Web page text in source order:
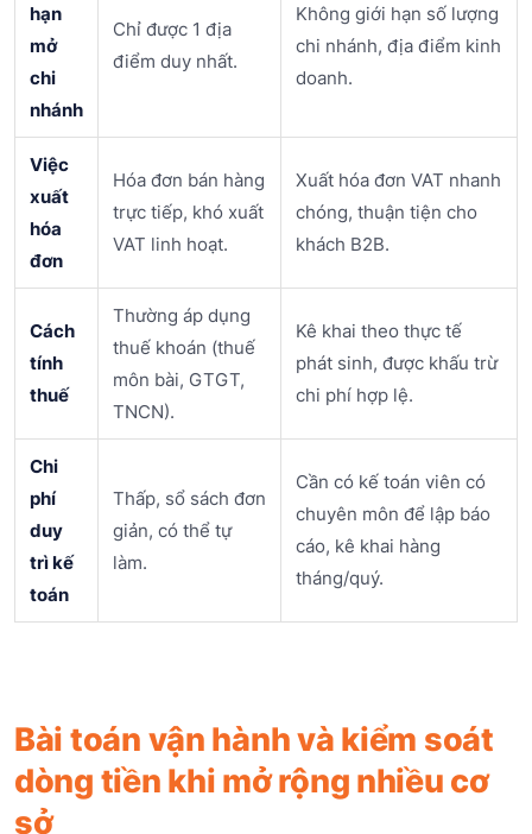
hạn
mở
chi
nhánh
Chỉ được 1 địa
điểm duy nhất.
Không giới hạn số lượng
chi nhánh, địa điểm kinh
doanh.
Việc
xuất
hóa
đơn
Hóa đơn bán hàng
trực tiếp, khó xuất
VAT linh hoạt.
Xuất hóa đơn VAT nhanh
chóng, thuận tiện cho
khách B2B.
Cách
tính
thuế
Thường áp dụng
thuế khoán (thuế
môn bài, GTGT,
TNCN).
Kê khai theo thực tế
phát sinh, được khấu trừ
chi phí hợp lệ.
Chi
phí
duy
trì kế
toán
Thấp, sổ sách đơn
giản, có thể tự
làm.
Cần có kế toán viên có
chuyên môn để lập báo
cáo, kê khai hàng
tháng/quý.
Bài toán vận hành và kiểm soát
dòng tiền khi mở rộng nhiều cơ
sở